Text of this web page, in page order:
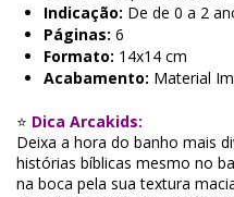
Indicação: De de 0 a 2
Páginas: 6
Formato: 14x14 cm
Acabamento: Material
⭐ Dica Arcakids:
Deixa a hora do banho mais
histórias bíblicas mesmo no
na boca pela sua textura